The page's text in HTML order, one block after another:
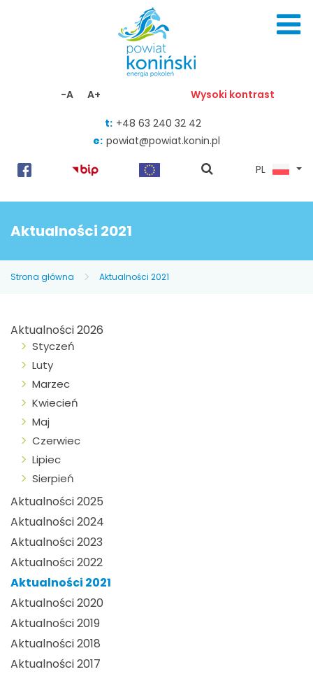
-A A+ Wysoki kontrast
t: +48 63 240 32 42
e: powiat@powiat.konin.pl
pokaż
PL
Aktualności 2021
Strona główna Aktualności 2021
Aktualności 2026
Styczeń
Luty
Marzec
Kwiecień
Maj
Czerwiec
Lipiec
Sierpień
Aktualności 2025
Aktualności 2024
Aktualności 2023
Aktualności 2022
Aktualności 2021
Aktualności 2020
Aktualności 2019
Aktualności 2018
Aktualności 2017